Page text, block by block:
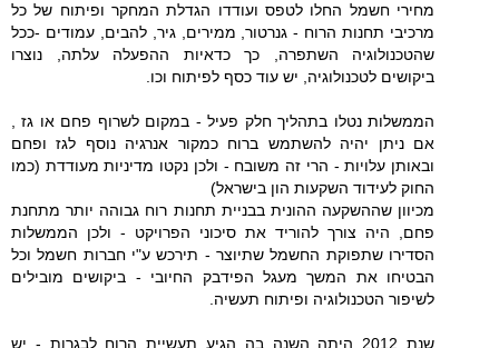
מחירי חשמל החלו לטפס ועודדו הגדלת המחקר ופיתוח של כל
מרכיבי תחנות הרוח - גנרטור, ממירים, גיר, להבים, עמודים -ככל
שהטכנולוגיה השתפרה, כך כדאיות ההפעלה עלתה, נוצרו
ביקושים לטכנולוגיה, יש עוד כסף לפיתוח וכו.
הממשלות נטלו בתהליך חלק פעיל - במקום לשרוף פחם או גז ,
אם ניתן יהיה להשתמש ברוח כמקור אנרגיה נוסף לגז ופחם
ובאותן עלויות - הרי זה משובח - ולכן נקטו מדיניות מעודדת (כמו
החוק לעידוד השקעות הון בישראל)
מכיוון שההשקעה ההונית בבניית תחנות רוח גבוהה יותר מתחנת
פחם, היה צורך להוריד את סיכוני הפרויקט - ולכן הממשלות
הסדירו שתפוקת החשמל שתיוצר - תירכש ע"י חברות חשמל וכל
הבטיחו את המשך מעגל הפידבק החיובי - ביקושים מובילים
לשיפור הטכנולוגיה ופיתוח תעשיה.
שנת 2012 היתה השנה בה הגיע תעשיית הרוח לבגרות - יש